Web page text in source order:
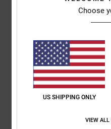
Sembrano davvero fantastici...
Mostra originale - English
: 5/5 Rapporto qualità-
Consiglio questo prodotto
Choose
US SHIPPING ONLY
VIEW ALL